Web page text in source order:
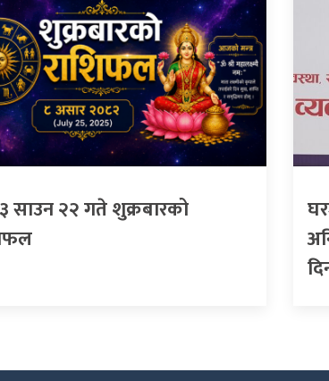
साउन २२ गते शुक्रबारको